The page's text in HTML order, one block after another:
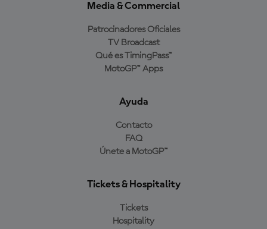
Media & Commercial
Patrocinadores Oficiales
TV Broadcast
Qué es TimingPass™
MotoGP™ Apps
Ayuda
Contacto
FAQ
Únete a MotoGP™
Tickets & Hospitality
Tickets
Hospitality